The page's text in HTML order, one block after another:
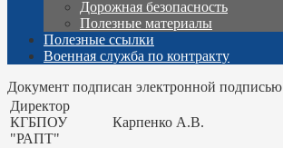
Дорожная безопасность
Полезные материалы
Полезные ссылки
Военная служба по контракту
Документ подписан электронной подписью
Директор
КГБПОУ
"РАПТ"
Карпенко А.В.